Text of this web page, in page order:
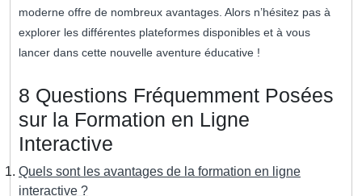
moderne offre de nombreux avantages. Alors n’hésitez pas à
explorer les différentes plateformes disponibles et à vous
lancer dans cette nouvelle aventure éducative !
8 Questions Fréquemment Posées
sur la Formation en Ligne
Interactive
Quels sont les avantages de la formation en ligne
interactive ?